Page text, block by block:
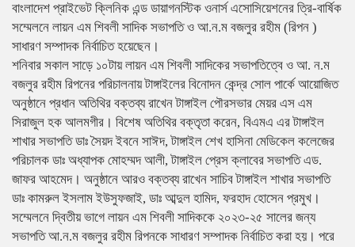
বাংলাদেশ প্রাইভেট ক্লিনিক এন্ড ডায়াগনস্টিক ওনার্স এসোসিয়েশনের ত্রি-বার্ষিক
সম্মেলনে লায়ন এম শিবলী সাদিক সভাপতি ও আ.ন.ম বজলুর রহীম (রিপন )
সাধারণ সম্পাদক নির্বাচিত হয়েছেন।
শনিবার সকাল সাড়ে ১০টায় লায়ন এম শিবলী সাদিকের সভাপতিত্বে ও আ. ন.ম
বজলুর রহীম রিপনের পরিচালনায় টাঙ্গাইলের বিনোদন কেন্দ্র সোল পার্কে আয়োজিত
অনুষ্ঠানে প্রধান অতিথির বক্তব্য রাখেন টাঙ্গাইল পৌরসভার মেয়র এস এম
সিরাজুল হক আলমগীর। বিশেষ অতিথির বক্তৃতা করেন, বিএমএ এর টাঙ্গাইল
শাখার সভাপতি ডাঃ সৈয়দ ইবনে সাঈদ, টাঙ্গাইল শেখ হাসিনা মেডিকেল কলেজের
পরিচালক ডাঃ অধ্যাপক মোহম্মদ আলী, টাঙ্গাইল প্রেস ক্লাবের সভাপতি এড.
জাফর আহমেদ। অনুষ্ঠানে আরও বক্তব্য রাখেন সাচিব টাঙ্গাইল শাখার সভাপতি
ডাঃ কামরুল ইসলাম ইউসুফজাই, ডাঃ আব্দুল হামিদ, ফরহাদ হোসেন প্রমুখ।
সম্মেলনে দ্বিতীয় ভাগে লায়ন এম শিবলী সাদিককে ২০২৩-২৫ সালের জন্য
সভাপতি আ.ন.ম বজলুর রহীম রিপনকে সাধারণ সম্পাদক নির্বাচিত করা হয়। পরে